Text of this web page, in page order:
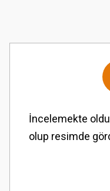
İncelemekte
olup resimde